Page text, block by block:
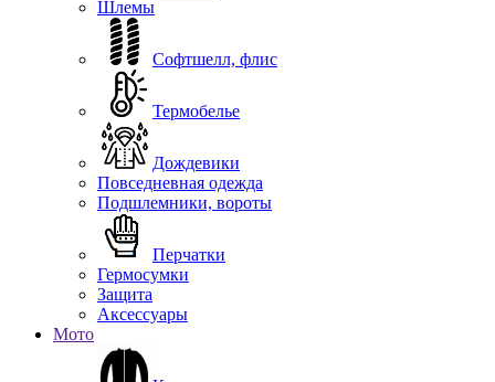
Шлемы
Софтшелл, флис
Термобелье
Дождевики
Повседневная одежда
Подшлемники, вороты
Перчатки
Гермосумки
Защита
Аксессуары
Мото